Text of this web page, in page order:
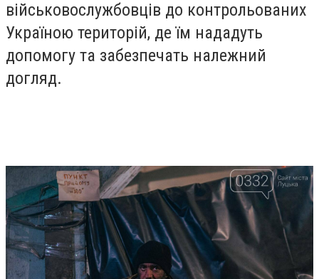
військовослужбовців до контрольованих
Україною територій, де їм нададуть
допомогу та забезпечать належний
догляд.